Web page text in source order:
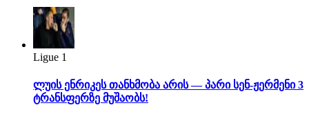
წინააღმდეგობა გაუწია, ახლოს იყო მოგებასთანაც,
თუმცა პირველი მოგებუ…
Ligue 1
ლუის ენრიკეს თანხმობა არის — პარი სენ-ჟერმენი 3
ტრანსფერზე მუშაობს!